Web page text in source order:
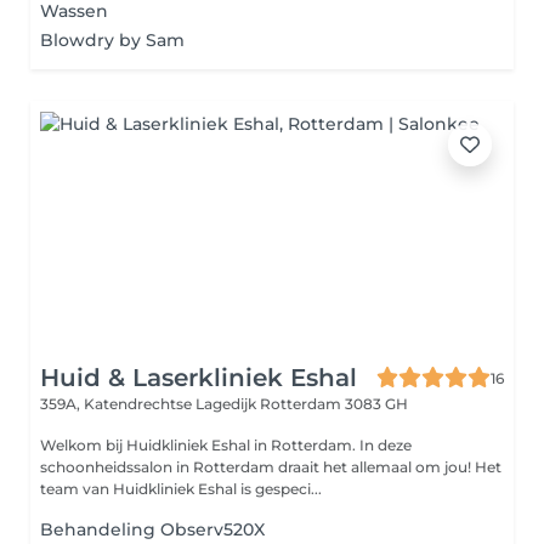
Wassen
Blowdry by Sam
Huid & Laserkliniek Eshal
16
359A, Katendrechtse Lagedijk Rotterdam 3083 GH
Welkom bij Huidkliniek Eshal in Rotterdam. In deze
schoonheidssalon in Rotterdam draait het allemaal om jou! Het
team van Huidkliniek Eshal is gespeci...
Behandeling Observ520X